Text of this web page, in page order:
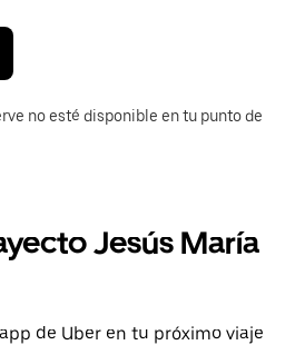
no esté disponible en tu punto de
Jesús María
de Uber en tu próximo viaje